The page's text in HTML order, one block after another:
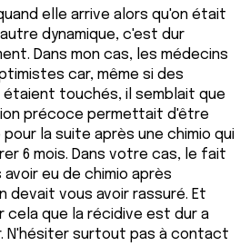
elle arrive alors qu'on était
dynamique, c'est dur
Dans mon cas, les médecins
car, même si des
étaient touchés, il semblait que
précoce permettait d'être
la suite après une chimio qui
6 mois. Dans votre cas, le fait
avoir eu de chimio après
devait vous avoir rassuré. Et
cela que la récidive est dur a
N'hésiter surtout pas à contact